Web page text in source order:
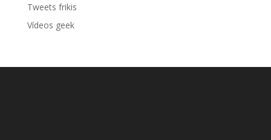
Tweets frikis
Vídeos geek